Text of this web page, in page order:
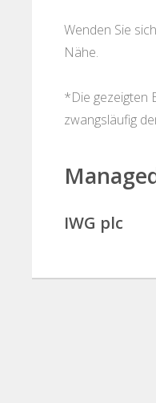
Wenden Sie
Nähe.
*Die gezeigten
zwangsläufig
IWG plc